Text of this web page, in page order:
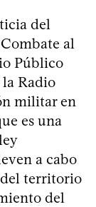
del
al
Público
Radio
militar en
es una
a cabo
del territorio
del